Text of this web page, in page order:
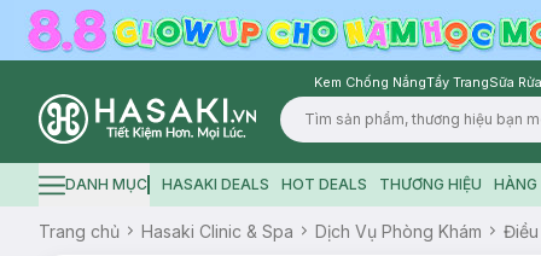
Kem Chống NắngTẩy TrangSữa
Logo
Hamburger icon
DANH MỤC HASAKI DEALS HOT DEALS THƯƠNG HIỆU HÀNG
Trang chủ Hasaki Clinic & Spa Dịch Vụ Phòng Khám Điều